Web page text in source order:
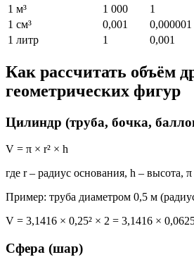
1 м³
1 000 1
1 см³
0,001 0,000001
1 литр
1 0,001
Как рассчитать объём
геометрических фигур
Цилиндр (труба, бочка,
V = π × r² × h
где r – радиус основания, h – высота,
Пример: труба диаметром 0,5 м
V = 3,1416 × 0,25² × 2 = 3,1416 ×
Сфера (шар)